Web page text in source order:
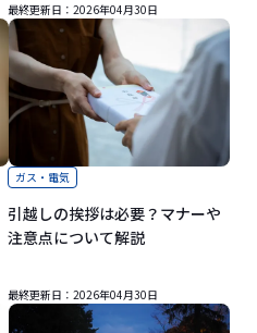
最終更新日： 2026年04月30日
ガス・電気
引越しの挨拶は必要？マナーや
注意点について解説
最終更新日： 2026年04月30日